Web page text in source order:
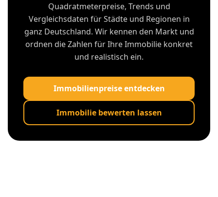
Quadratmeterpreise, Trends und
Vergleichsdaten für Städte und Regionen in
ganz Deutschland. Wir kennen den Markt und
ordnen die Zahlen für Ihre Immobilie konkret
und realistisch ein.
Immobilienpreise entdecken
Immobilie bewerten lassen